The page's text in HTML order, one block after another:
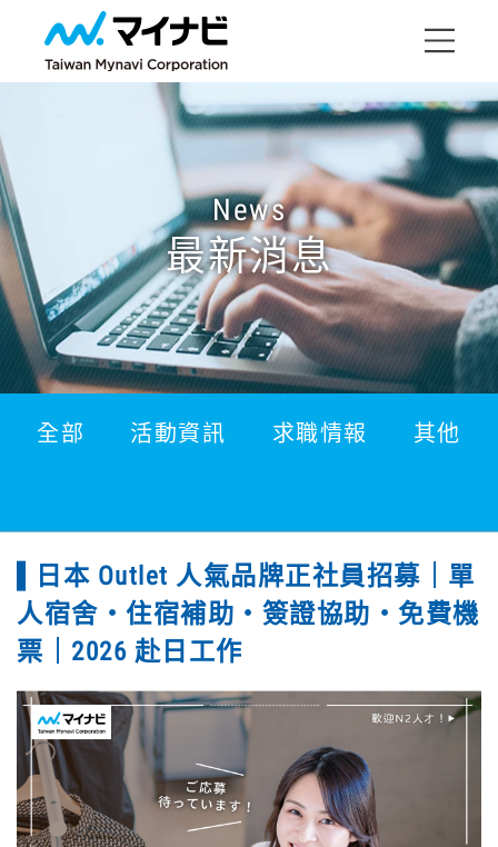
News
最新消息
全部 活動資訊 求職情報 其他
日本 Outlet 人氣品牌正社員招募｜單
人宿舍・住宿補助・簽證協助・免費機
票｜2026 赴日工作